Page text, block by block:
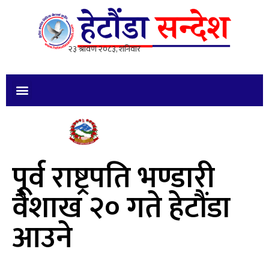
पूर्व राष्ट्रपति भण्डारी
वैशाख २० गते हेटौंडा
आउने